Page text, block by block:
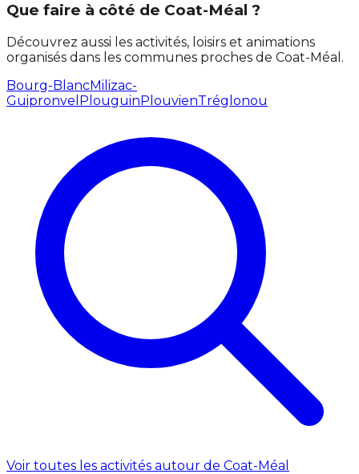
Que faire à côté de Coat-Méal ?
Découvrez aussi les activités, loisirs et animations
organisés dans les communes proches de Coat-Méal.
Bourg-BlancMilizac-
Guipronvel PlouguinPlouvienTréglonou
Voir toutes les activités autour de Coat-Méal